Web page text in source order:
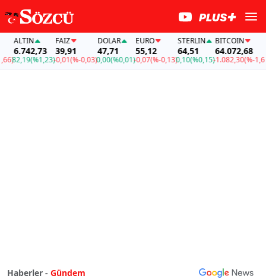
ALTIN
6.742,73
82,19(%1,23)
FAİZ
39,91
-0,01(%-0,03)
DOLAR
47,71
0,00(%0,01)
EURO
55,12
-0,07(%-0,13)
STERLIN
64,51
0,10(%0,15)
BITCOIN
64.072,68
-1.082,30(%-1,66)
Haberler - Gündem